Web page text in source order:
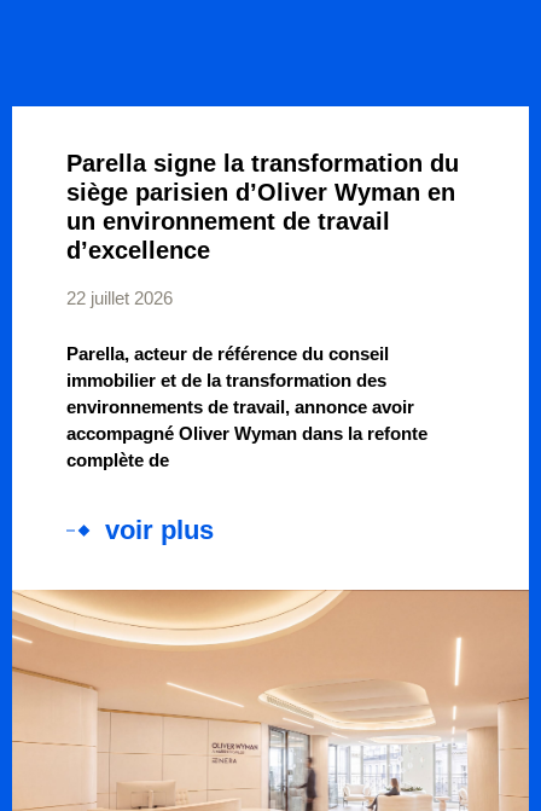
Parella signe la transformation du
siège parisien d’Oliver Wyman en
un environnement de travail
d’excellence
22 juillet 2026
Parella, acteur de référence du conseil
immobilier et de la transformation des
environnements de travail, annonce avoir
accompagné Oliver Wyman dans la refonte
complète de
voir plus